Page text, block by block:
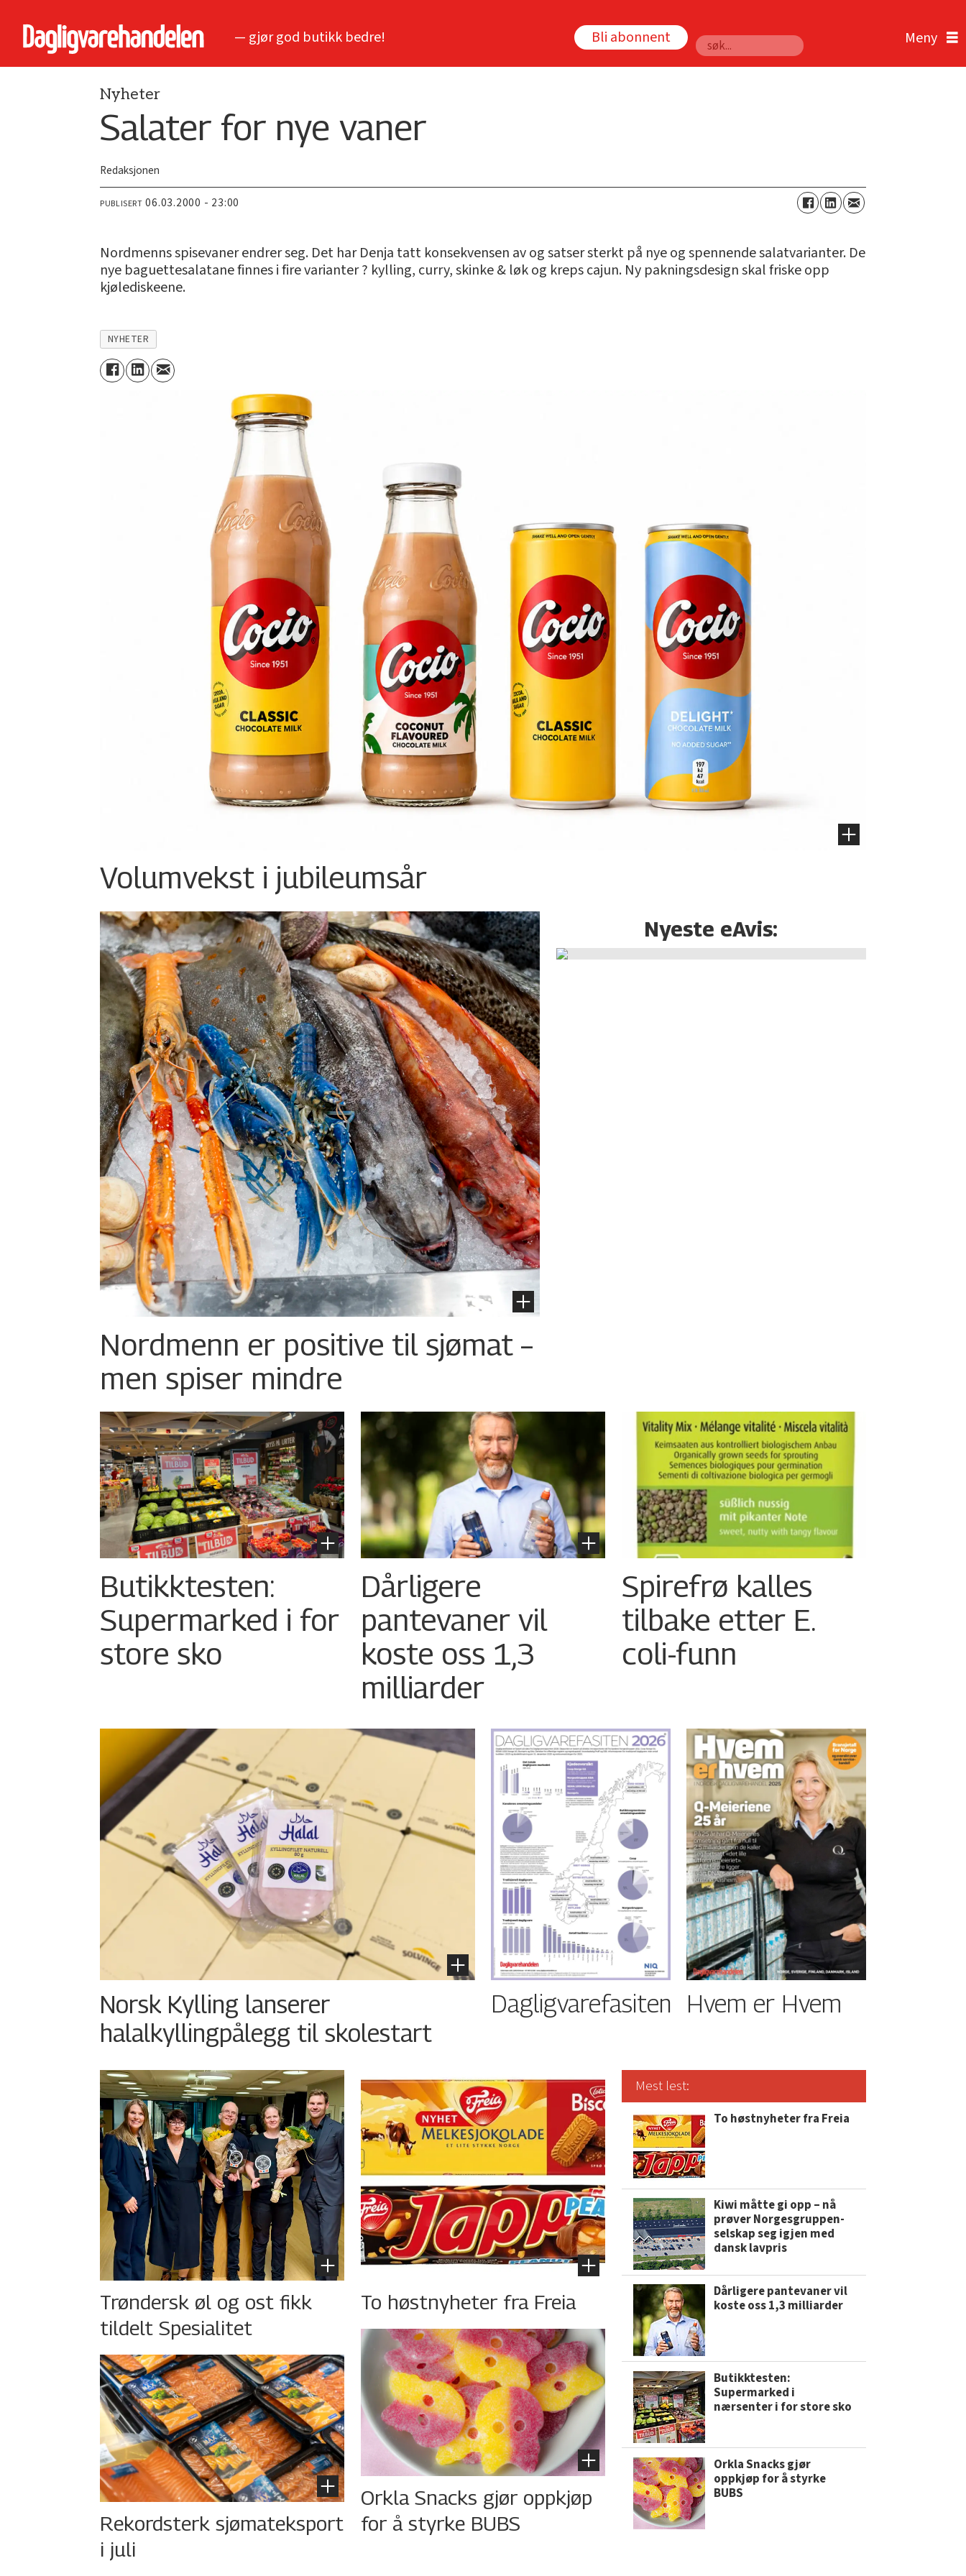
— gjør god butikk bedre! Bli abonnent
Søk
Nyheter
Salater for nye vaner
Redaksjonen
PUBLISERT 06.03.2000 - 23:00
Nordmenns spisevaner endrer seg. Det har Denja tatt konsekvensen av og satser sterkt på nye og spennende salatvarianter. De
nye baguettesalatane finnes i fire varianter ? kylling, curry, skinke & løk og kreps cajun. Ny pakningsdesign skal friske opp
kjølediskeene.
NYHETER
Volumvekst i jubileumsår
Nordmenn er positive til sjømat –
men spiser mindre
Nyeste eAvis:
Butikktesten:
Supermarked i for
store sko
Dårligere
pantevaner vil
koste oss 1,3
milliarder
Spirefrø kalles
tilbake etter E.
coli-funn
Norsk Kylling lanserer
halalkyllingpålegg til skolestart
Dagligvarefasiten Hvem er Hvem
Trøndersk øl og ost fikk
tildelt Spesialitet
Rekordsterk sjømateksport
i juli
To høstnyheter fra Freia
Orkla Snacks gjør oppkjøp
for å styrke BUBS
Mest lest:
To høstnyheter fra Freia
Kiwi måtte gi opp – nå
prøver Norgesgruppen-
selskap seg igjen med
dansk lavpris
Dårligere pantevaner vil
koste oss 1,3 milliarder
Butikktesten:
Supermarked i
nærsenter i for store sko
Orkla Snacks gjør
oppkjøp for å styrke
BUBS